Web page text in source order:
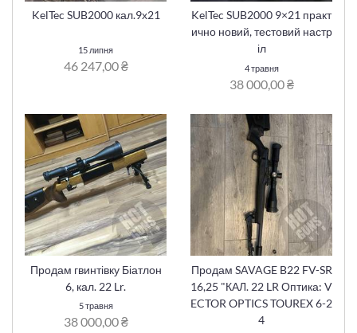
KelTec SUB2000 кал.9х21
15 липня
46 247,00 ₴
KelTec SUB2000 9×21 практ
ично новий, тестовий настр
іл
4 травня
38 000,00 ₴
Продам гвинтівку Біатлон
6, кал. 22 Lr.
5 травня
38 000,00 ₴
Продам SAVAGE B22 FV-SR
16,25 "КАЛ. 22 LR Оптика: V
ECTOR OPTICS TOUREX 6-2
4